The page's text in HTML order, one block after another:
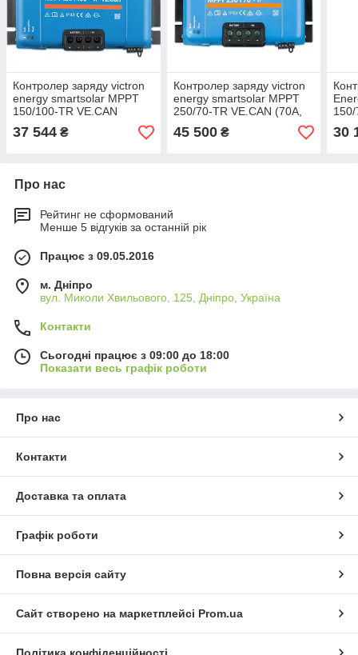
Контролер заряду victron
energy smartsolar MPPT
150/100-TR VE.CAN
37 544 ₴
Контролер заряду victron
energy smartsolar MPPT
250/70-TR VE.CAN (70А,
12/24/48В)
45 500₴
12/
30
Про нас
Рейтинг не сформований
Менше 5 відгуків за останній рік
Працює з 09.05.2016
м. Дніпро
вул. Миколи Хвильового, 125, Дніпро, Україна
Контакти
Сьогодні працює з 09:00 до 18:00
Показати весь графік роботи
Про нас
Контакти
Доставка та оплата
Графік роботи
Повна версія сайту
Сайт створено на маркетплейсі Prom.ua